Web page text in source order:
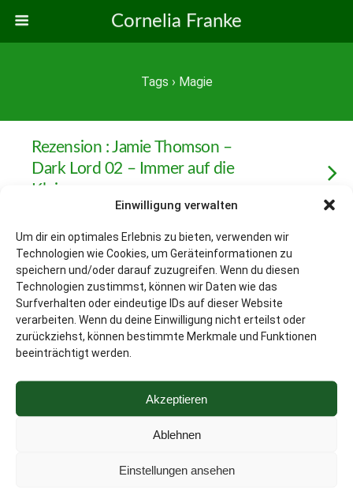
Einwilligung verwalten
Um dir ein optimales Erlebnis zu bieten, verwenden wir
Technologien wie Cookies, um Geräteinformationen zu
speichern und/oder darauf zuzugreifen. Wenn du diesen
Technologien zustimmst, können wir Daten wie das
Surfverhalten oder eindeutige IDs auf dieser Website
verarbeiten. Wenn du deine Einwilligung nicht erteilst oder
zurückziehst, können bestimmte Merkmale und Funktionen
beeinträchtigt werden.
Akzeptieren
Ablehnen
Einstellungen ansehen
Cornelia Franke
Tags › Magie
Rezension : Jamie Thomson –
Dark Lord 02 – Immer auf die
Kleinen
Weitere Mit Diesem Tag Laden…
Zum Seitenanfang
Mobil